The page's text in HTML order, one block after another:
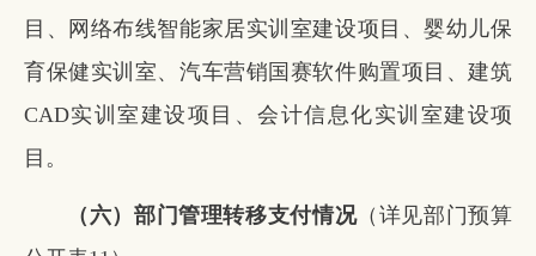
目、网络布线智能家居实训室建设项目、婴幼儿保
育保健实训室、汽车营销国赛软件购置项目、建筑
CAD实训室建设项目、会计信息化实训室建设项
目。
（六）部门管理转移支付情况（详见部门预算